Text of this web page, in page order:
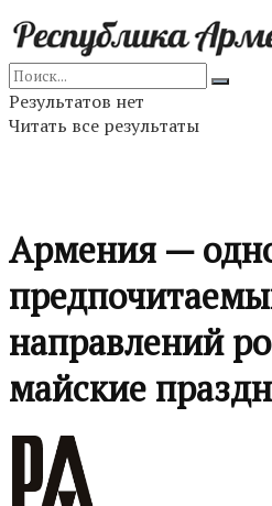
Результатов нет
Читать все результаты
Армения —
направлений
майские